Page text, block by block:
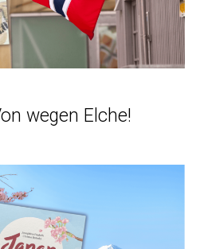
wegen Elche!